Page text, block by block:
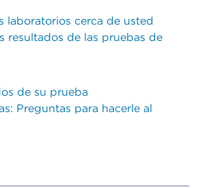
laboratorios cerca de usted
resultados de las pruebas de
de su prueba
Preguntas para hacerle al